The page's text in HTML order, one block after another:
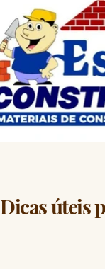
Dicas úteis